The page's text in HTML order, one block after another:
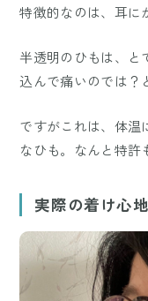
特徴的なのは、耳に
半透明のひもは、と
込んで痛いのでは？
ですがこれは、体温
なひも。なんと特許
実際の着け心